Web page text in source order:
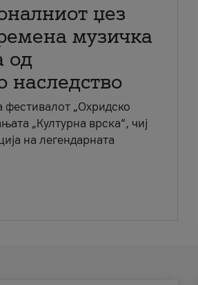
џез
музичка
од
наследство
„Охридско
„Културна врска“, чиј
на легендарната